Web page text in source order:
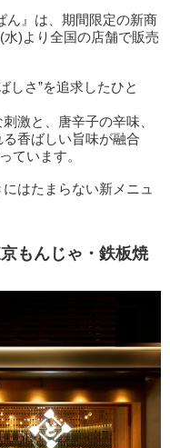
ん』は、期間限定の新商
)より全国の店舗で販売
しさ”を追求したひと
激と、唐辛子の辛味、
香ばしい旨味が融合
ています。
はたまらない新メニュ
もんじゃ・鉄板焼